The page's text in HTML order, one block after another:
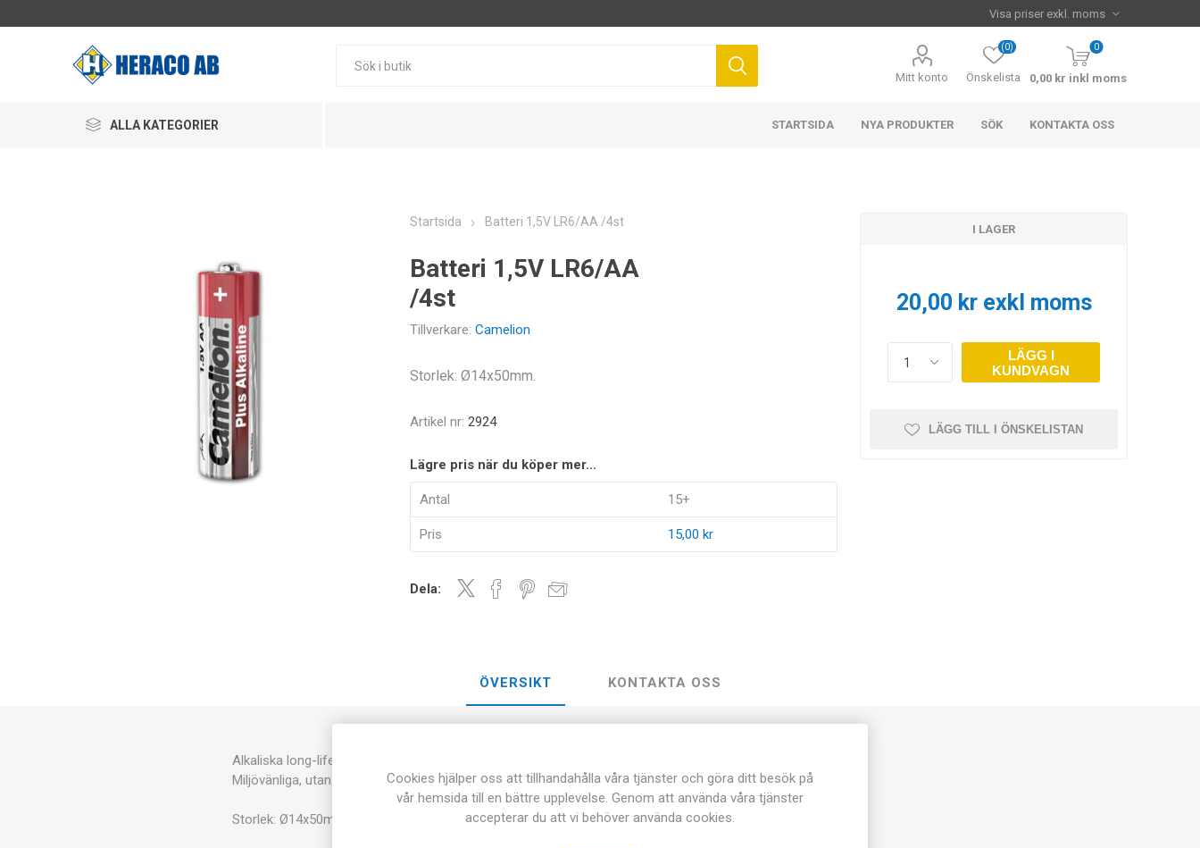
Mitt konto Önskelista
(0) 0
0,00 kr inkl moms
ALLA KATEGORIER STARTSIDA NYA PRODUKTER SÖK KONTAKTA OSS
Startsida Batteri 1,5V LR6/AA /4st
Batteri 1,5V LR6/AA
/4st
Tillverkare: Camelion
Storlek: Ø14x50mm.
Artikel nr: 2924
Lägre pris när du köper mer...
Antal 15+
Pris 15,00 kr
Dela:
I LAGER
20,00 kr exkl moms
LÄGG I
KUNDVAGN
LÄGG TILL I ÖNSKELISTAN
ÖVERSIKT KONTAKTA OSS
Alkaliska long-life batterier av hög kvalité.
Miljövänliga, utan kvicksilver och kadmium.
Storlek: Ø14x50mm.
Cookies hjälper oss att tillhandahålla våra tjänster och göra ditt besök på
vår hemsida till en bättre upplevelse. Genom att använda våra tjänster
accepterar du att vi behöver använda cookies.